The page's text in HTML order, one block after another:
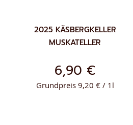
2025 KÄSBERGKELLER
MUSKATELLER
6,90 €
Grundpreis 9,20 € / 1l